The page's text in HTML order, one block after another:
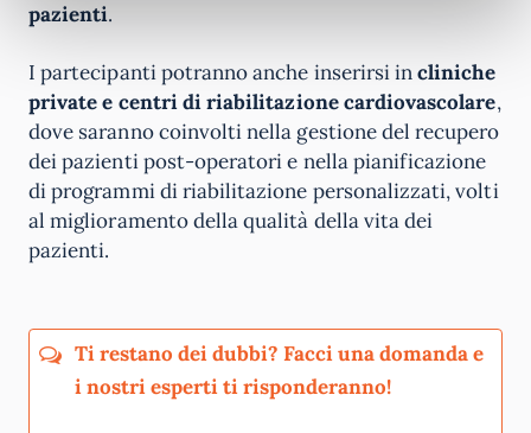
pazienti.
I partecipanti potranno anche inserirsi incliniche
private e centri di riabilitazione cardiovascolare,
dove saranno coinvolti nella gestione del recupero
dei pazienti post-operatori e nella pianificazione
di programmi di riabilitazione personalizzati, volti
al miglioramento della qualità della vita dei
pazienti.